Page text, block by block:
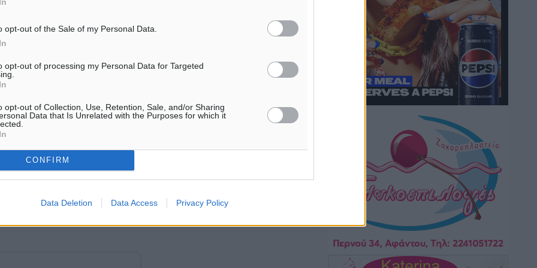
opt-out of the Sale of my Personal Data.
opt-out of processing my Personal Data for Targeted
opt-out of Collection, Use, Retention, Sale, and/or Sharing
Data that Is Unrelated with the Purposes for which it
CONFIRM
Data Deletion Data Access Privacy Policy
της επισήμου ενάρξεως
την φωνή μας με
υπέρ της
χρόνων ήταν
Ολυμπιακών Αγώνων
Δεόμεθα
και οι φετινοί Αγώνες
όχι απλώς για μια
τερματισμό όλων των
σκληρώς δοκιμαζομένη
Ανατολή, και για την
πολύπαθες αυτές
Τουρνάς για φωτιές: «Κανένα
περιθώριο εφησυχασμού» – Σε πλήρη
ετοιμότητα ο μηχανισμός
• πριν 6 ώρες
Καιρός: Επιμένουν οι υψηλές
θερμοκρασίες – Ισχυρά μελτέμια έως 9
μποφόρ, σε «Red Code» 6 περιοχές
Τοπικές Ειδήσεις• πριν 7 ώρες
Τα φοιτητικά ενοίκια «τινάζουν στον
αέρα» τους οικογενειακούς
προϋπολογισμούς
•
Δύο νέοι ξενώνες παραδόθηκαν στις
Ένοπλες Δυνάμεις στη νήσο Ρω